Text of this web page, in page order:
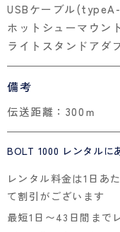
USBケーブル
ホットシューマウン
ライトスタンドアダ
備考
伝送距離：300ｍ
BOLT 1000 レンタルに
レンタル料金は1日あ
て割引がございます
最短1日〜43日間まで